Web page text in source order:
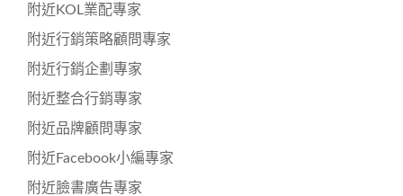
附近KOL業配專家
附近行銷策略顧問專家
附近行銷企劃專家
附近整合行銷專家
附近品牌顧問專家
附近Facebook小編專家
附近臉書廣告專家